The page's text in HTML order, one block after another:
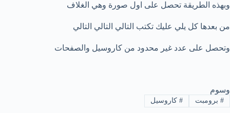
وبهذه الطريقة تحصل على اول صورة وهي الغلاف
من بعدها كل يلي عليك تكتب التالي التالي التالي
وتحصل على عدد غير محدود من كاروسيل والصفحات
وسوم
#برومبت #كاروسيل